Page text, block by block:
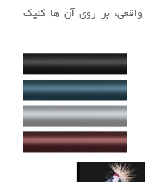
واقعی، بر روی آن ها کلیک